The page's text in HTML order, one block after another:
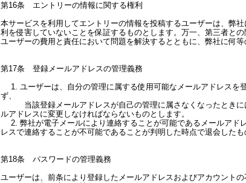
第16条 エントリーの情報に関する権利
本サービスを利用してエントリーの情報を投稿するユーザーは、弊
利を侵害していないことを保証するものとします。万一、第三者と
ユーザーの費用と責任において問題を解決するとともに、弊社に何
第17条 登録メールアドレスの管理義務
1. ユーザーは、自分の管理に属する使用可能なメールアドレスを
ず、
当該登録メールアドレスが自己の管理に属さなくなったときに
ルアドレスに変更しなければならないものとします。
2. 弊社が電子メールにより連絡することが可能であるメールアド
レスで連絡することが不可能であることが判明した時点で退会したも
第18条 パスワードの管理義務
ユーザーは、前条により登録したメールアドレスおよびアカウント